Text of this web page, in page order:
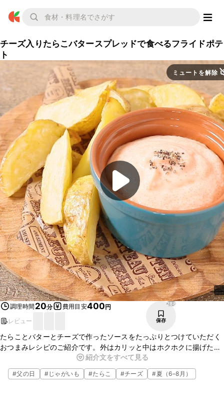
チーズ入りたらこバタースプレッドで食べるフライドポテ
ト
ミュートを解除
調理時間 20分 費用目安400円
レビュー
288
保存
たらことバターとチーズで作ったソースをたっぷりとつけていただく
おつまみレシピのご紹介です。外はカリッと中はホクホクに揚げたフ
ライドポテトに、たらこのソースがとてもよく合い、つい手が伸びて
しまいます。お酒のおつまみやちょっとしたおもてなしにもおすすめ
です。
紹介文をすべて見る
#父の日 #じゃがいも #たらこ #チーズ #夏（6–8月）